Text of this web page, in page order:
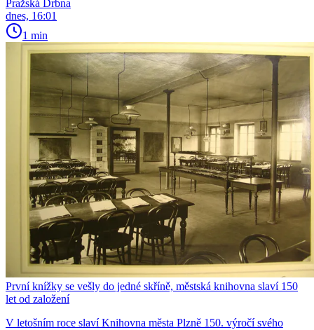
Pražská Drbna
dnes, 16:01
1 min
První knížky se vešly do jedné skříně, městská knihovna slaví 150
let od založení
V letošním roce slaví Knihovna města Plzně 150. výročí svého